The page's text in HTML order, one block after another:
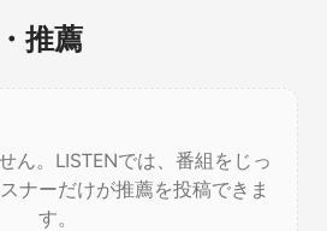
推薦
ん。LISTENでは、番組をじっ
ナーだけが推薦を投稿できま
す。